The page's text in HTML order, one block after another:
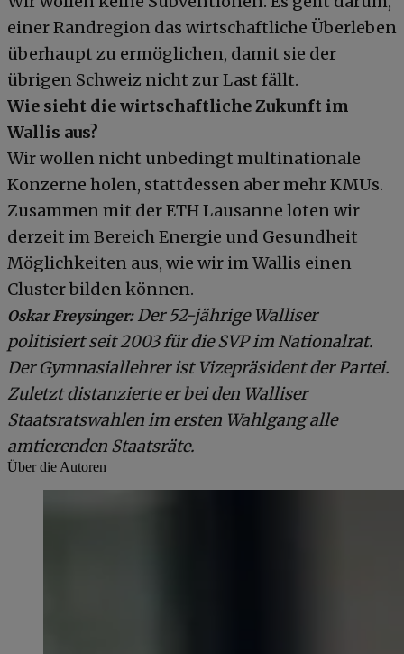
einer Randregion das wirtschaftliche Überleben
überhaupt zu ermöglichen, damit sie der
übrigen Schweiz nicht zur Last fällt.
Wie sieht die wirtschaftliche Zukunft im
Wallis aus?
Wir wollen nicht unbedingt multinationale
Konzerne holen, stattdessen aber mehr KMUs.
Zusammen mit der ETH Lausanne loten wir
derzeit im Bereich Energie und Gesundheit
Möglichkeiten aus, wie wir im Wallis einen
Cluster bilden können.
Oskar Freysinger: Der 52-jährige Walliser
politisiert seit 2003 für die SVP im Nationalrat.
Der Gymnasiallehrer ist Vizepräsident der Partei.
Zuletzt distanzierte er bei den Walliser
Staatsratswahlen im ersten Wahlgang alle
amtierenden Staatsräte.
Über die Autoren